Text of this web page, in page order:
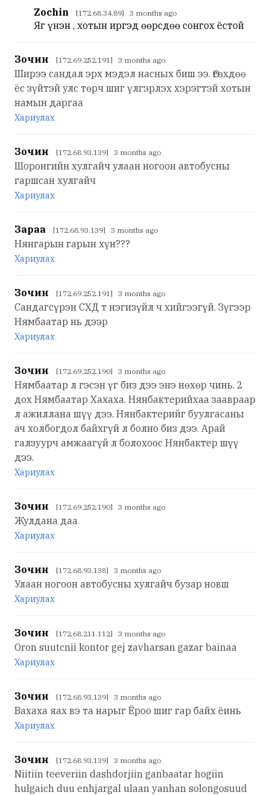
Zochin [172.68.34.89] 3 months ago
Яг үнэн , хотын иргэд өөрсдөө сонгох ёстой
Зочин [172.69.252.191] 3 months ago
Ширээ сандал эрх мэдэл насных биш ээ. Өгөхдөө
ёс зүйтэй улс төрч шиг үлгэрлэх хэрэгтэй хотын
намын даргаа
Хариулах
Зочин [172.68.93.139] 3 months ago
Шоронгийн хулгайч улаан ногоон автобусны
гаршсан хулгайч
Хариулах
Зараа [172.68.93.139] 3 months ago
Нянгарын гарын хүн???
Хариулах
Зочин [172.69.252.191] 3 months ago
Сандагсүрэн СХД т нэгизүйл ч хийгээгүй. Зүгээр
Нямбаатар нь дээр
Хариулах
Зочин [172.69.252.190] 3 months ago
Нямбаатар л гэсэн үг биз дээ энэ нөхөр чинь. 2
дох Нямбаатар Хахаха. Нянбактерийхаа заавраар
л ажиллана шүү дээ. Нянбактерийг буулгасаны
ач холбогдол байхгүй л болно биз дээ. Арай
галзуурч амжаагүй л болохоос Нянбактер шүү
дээ.
Хариулах
Зочин [172.69.252.190] 3 months ago
Жулдана даа
Хариулах
Зочин [172.68.93.138] 3 months ago
Улаан ногоон автобусны хулгайч бузар новш
Хариулах
Зочин [172.68.211.112] 3 months ago
Oron suutcnii kontor gej zavharsan gazar bainaa
Хариулах
Зочин [172.68.93.139] 3 months ago
Вахаха яах вэ та нарыг Ёроо шиг гар байх ёинь
Хариулах
Зочин [172.68.93.139] 3 months ago
Niitiin teeveriin dashdorjiin ganbaatar hogiin
hulgaich duu enhjargal ulaan yanhan solongosuud